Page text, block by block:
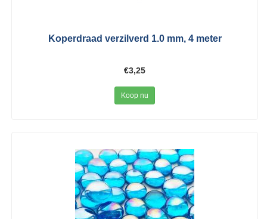
Koperdraad verzilverd 1.0 mm, 4 meter
€3,25
Koop nu